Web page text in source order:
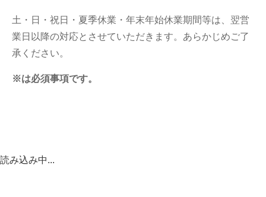
土・日・祝日・夏季休業・年末年始休業期間等は、翌営
業日以降の対応とさせていただきます。あらかじめご了
承ください。
※は必須事項です。
読み込み中...